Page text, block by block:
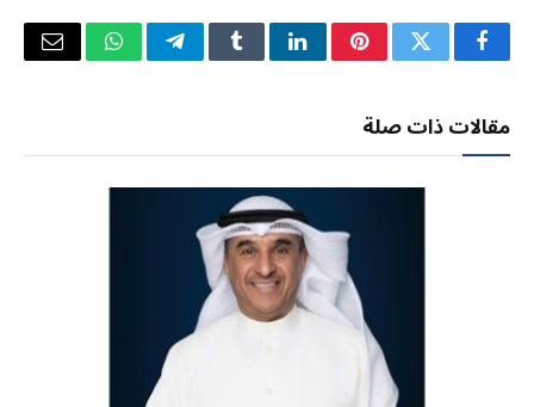
فيسبوكتويتر بينتيريستلينكدإنTumblrتيلقرامواتسابالبريد
مقالات ذات صلة